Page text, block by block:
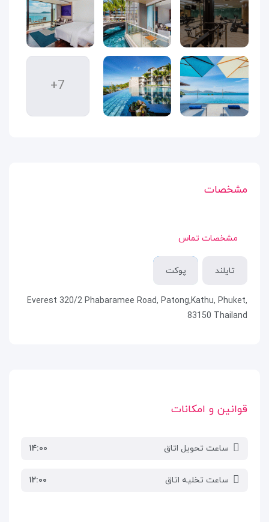
+7
مشخصات
مشخصات تماس
تایلند پوکت
Everest 320/2 Phabaramee Road, Patong,Kathu, Phuket,
83150 Thailand
قوانین و امکانات
ساعت تحویل اتاق ۱۴:۰۰
ساعت تخلیه اتاق ۱۲:۰۰